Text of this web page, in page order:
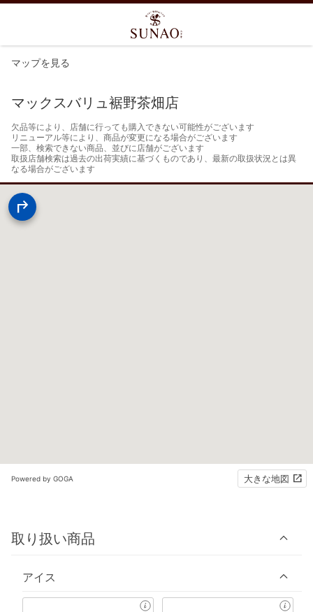
マップを見る
マックスバリュ裾野茶畑店
欠品等により、店舗に行っても購入できない可能性がございます
リニューアル等により、商品が変更になる場合がございます
一部、検索できない商品、並びに店舗がございます
取扱店舗検索は過去の出荷実績に基づくものであり、最新の取扱状況とは異
なる場合がございます
Powered by GOGA 大きな地図
取り扱い商品
アイス